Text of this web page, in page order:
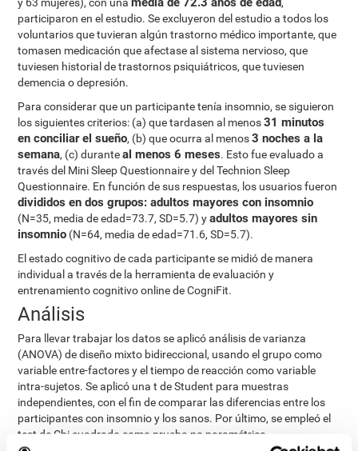
participaron en el estudio. Se excluyeron del estudio a todos los
voluntarios que tuvieran algún trastorno médico importante, que
tomasen medicación que afectase al sistema nervioso, que
tuviesen historial de trastornos psiquiátricos, que tuviesen
demencia o depresión.
Para considerar que un participante tenía insomnio, se siguieron
los siguientes criterios: (a) que tardasen al menos31 minutos
en conciliar el sueño, (b) que ocurra al menos3 noches a la
semana, (c) duranteal menos 6 meses. Esto fue evaluado a
través del Mini Sleep Questionnaire y del Technion Sleep
Questionnaire. En función de sus respuestas, los usuarios fueron
divididos en dos grupos: adultos mayores con insomnio
(N=35, media de edad=73.7, SD=5.7) yadultos mayores sin
insomnio (N=64, media de edad=71.6, SD=5.7).
El estado cognitivo de cada participante se midió de manera
individual a través de la herramienta de evaluación y
entrenamiento cognitivo online de CogniFit.
Análisis
Para llevar trabajar los datos se aplicó análisis de varianza
(ANOVA) de diseño mixto bidireccional, usando el grupo como
variable entre-factores y el tiempo de reacción como variable
intra-sujetos. Se aplicó una t de Student para muestras
independientes, con el fin de comparar las diferencias entre los
participantes con insomnio y los sanos. Por último, se empleó el
test de Chi cuadrado como prueba no paramétrica.